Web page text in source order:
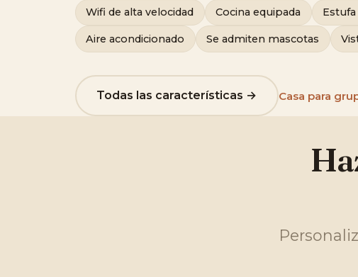
Wifi de alta velocidad Cocina equipada Estufa
Aire acondicionado Se admiten mascotas
Todas las características → Casa para